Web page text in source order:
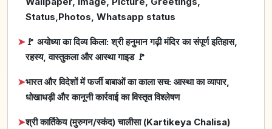
Status,Photos, Whatsapp status
➤🚩 अयोध्या का दिव्य किला: श्री हनुमान गढ़ी मंदिर का संपूर्ण इतिहास,
रहस्य, वास्तुकला और आस्था गाइड 🚩
➤भारत और विदेशों में फर्जी बाबाओं का काला सच: आस्था का व्यापार,
धोखाधड़ी और कानूनी कार्रवाई का विस्तृत विश्लेषण
➤श्री कार्तिकेय (मुरुगन/स्कंद) चालीसा (Kartikeya Chalisa)